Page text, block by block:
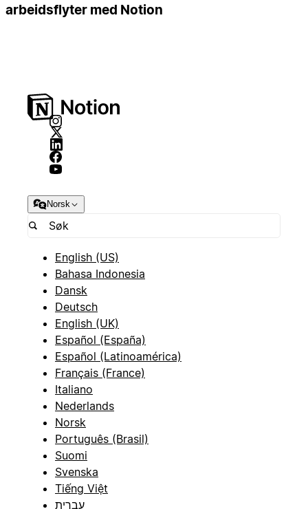
arbeidsflyter med Notion
Norsk
English (US)
Bahasa Indonesia
Dansk
Deutsch
English (UK)
Español (España)
Español (Latinoamérica)
Français (France)
Italiano
Nederlands
Norsk
Português (Brasil)
Suomi
Svenska
Tiếng Việt
עברית